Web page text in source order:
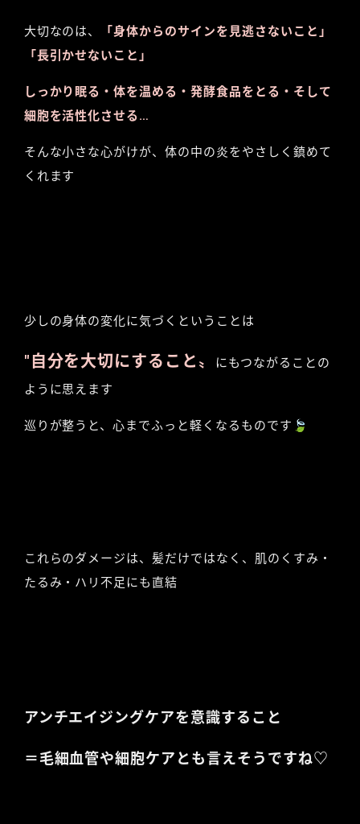
大切なのは、
「身体からのサインを見逃さないこと」
「長引かせないこと」
しっかり眠る・体を温める・発酵食品をとる・そして
細胞を活性化させる…
そんな小さな心がけが、体の中の炎をやさしく鎮めて
くれます
少しの身体の変化に気づくということは
″自分を大切にすること〟
にもつながることの
ように思えます
巡りが整うと、心までふっと軽くなるものです🍃
これらのダメージは、髪だけではなく、肌のくすみ・
たるみ・ハリ不足にも直結
アンチエイジングケアを意識すること
＝毛細血管や細胞ケアとも言えそうですね♡